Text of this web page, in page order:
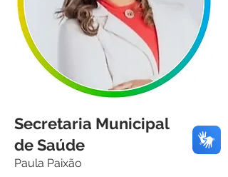
Secretaria Municipal
de Saúde
Paula Paixão